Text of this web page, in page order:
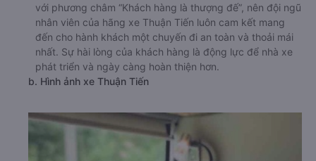
với phương châm “Khách hàng là thượng đế”, nên đội ngũ
nhân viên của hãng xe Thuận Tiến luôn cam kết mang
đến cho hành khách một chuyến đi an toàn và thoải mái
nhất. Sự hài lòng của khách hàng là động lực để nhà xe
phát triển và ngày càng hoàn thiện hơn.
b. Hình ảnh xe Thuận Tiến